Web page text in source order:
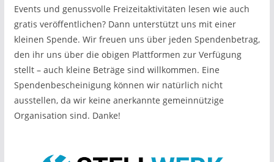
Events und genussvolle Freizeitaktivitäten lesen wie auch
gratis veröffentlichen? Dann unterstützt uns mit einer
kleinen Spende. Wir freuen uns über jeden Spendenbetrag,
den ihr uns über die obigen Plattformen zur Verfügung
stellt – auch kleine Beträge sind willkommen. Eine
Spendenbescheinigung können wir natürlich nicht
ausstellen, da wir keine anerkannte gemeinnützige
Organisation sind. Danke!